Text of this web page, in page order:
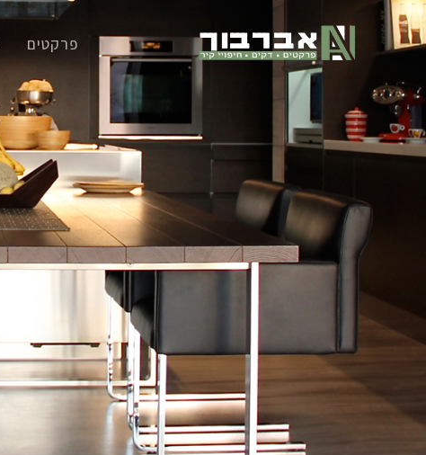
דילוג
לתוכן
פרקטים